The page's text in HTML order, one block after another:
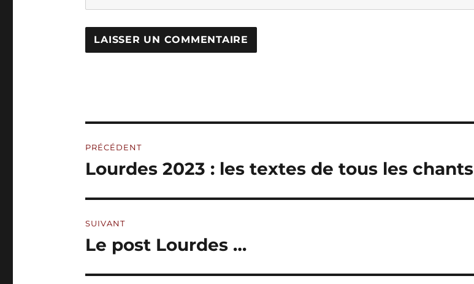
N
T
I
V
:
de
PRÉCÉDENT
Publication
Lourdes 2023 : les textes de tous les chants
SUIVANT
Publication
Le post Lourdes …